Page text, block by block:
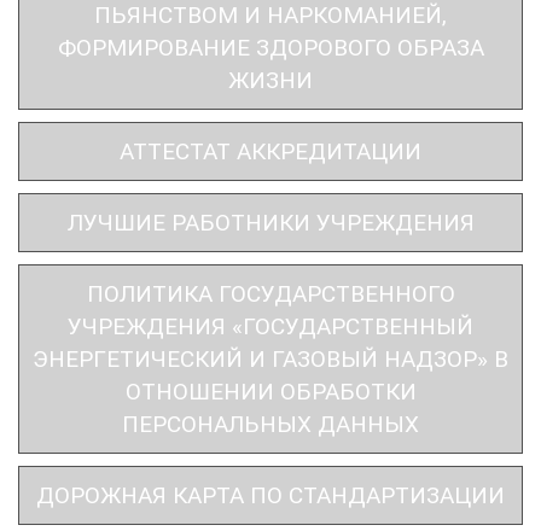
ПЬЯНСТВОМ И НАРКОМАНИЕЙ,
ФОРМИРОВАНИЕ ЗДОРОВОГО ОБРАЗА
ЖИЗНИ
АТТЕСТАТ АККРЕДИТАЦИИ
ЛУЧШИЕ РАБОТНИКИ УЧРЕЖДЕНИЯ
ПОЛИТИКА ГОСУДАРСТВЕННОГО
УЧРЕЖДЕНИЯ «ГОСУДАРСТВЕННЫЙ
ЭНЕРГЕТИЧЕСКИЙ И ГАЗОВЫЙ НАДЗОР» В
ОТНОШЕНИИ ОБРАБОТКИ
ПЕРСОНАЛЬНЫХ ДАННЫХ
ДОРОЖНАЯ КАРТА ПО СТАНДАРТИЗАЦИИ